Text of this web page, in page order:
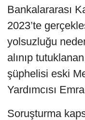
Bankalararası
2023’te
yolsuzluğu
alınıp
şüphelisi eski
Yardımcısı
Soruşturma